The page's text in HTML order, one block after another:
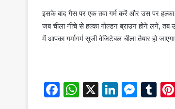
इसके बाद गैस पर एक तवा गर्म करें और उस पर
जब चीला नीचे से हल्का गोल्डन ब्राउन होने लगे,
में आपका गर्मागर्म सूजी वेजिटेबल चीला तैयार हो
F
W X
Li M T